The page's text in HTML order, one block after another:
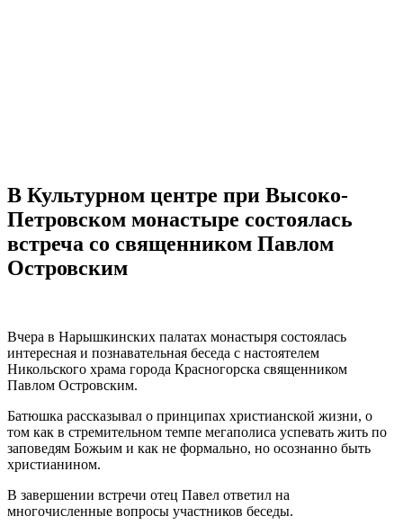
В Культурном центре при Высоко-
Петровском монастыре состоялась
встреча со священником Павлом
Островским
Вчера в Нарышкинских палатах монастыря состоялась
интересная и познавательная беседа с настоятелем
Никольского храма города Красногорска священником
Павлом Островским.
Батюшка рассказывал о принципах христианской жизни, о
том как в стремительном темпе мегаполиса успевать жить по
заповедям Божьим и как не формально, но осознанно быть
христианином.
В завершении встречи отец Павел ответил на
многочисленные вопросы участников беседы.